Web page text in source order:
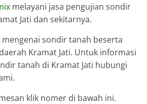
melayani jasa pengujian sondir
Jati dan sekitarnya.
sondir tanah beserta
Kramat Jati. Untuk informasi
tanah di Kramat Jati hubungi
klik nomer di bawah ini.